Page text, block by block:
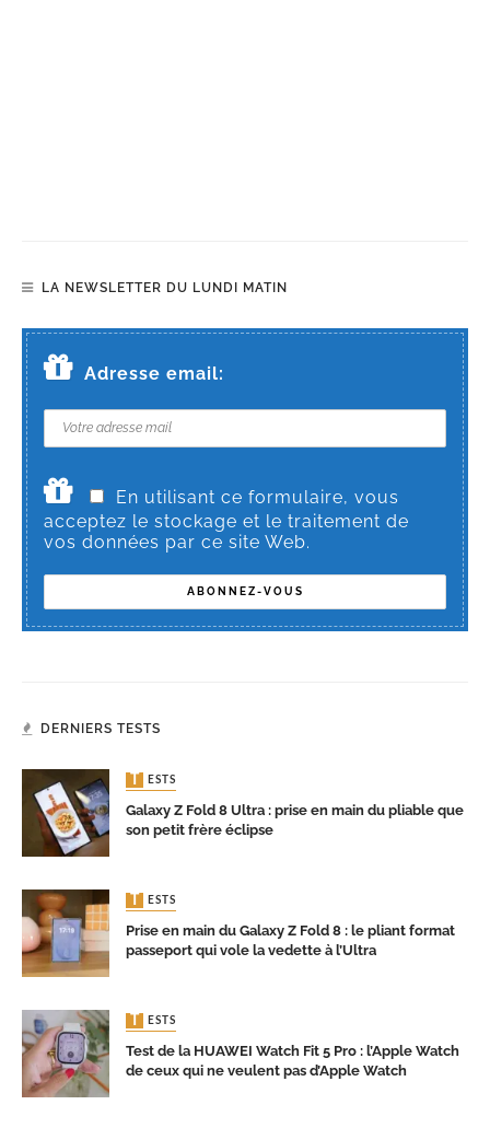
LA NEWSLETTER DU LUNDI MATIN
Adresse email:
En utilisant ce formulaire, vous
acceptez le stockage et le traitement de
vos données par ce site Web.
DERNIERS TESTS
TESTS
Galaxy Z Fold 8 Ultra : prise en main du pliable que
son petit frère éclipse
TESTS
Prise en main du Galaxy Z Fold 8 : le pliant format
passeport qui vole la vedette à l’Ultra
TESTS
Test de la HUAWEI Watch Fit 5 Pro : l’Apple Watch
de ceux qui ne veulent pas d’Apple Watch